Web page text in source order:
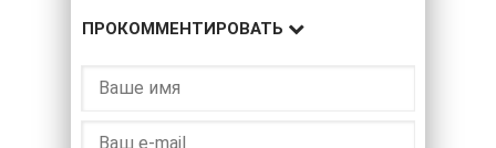
ПРОКОММЕНТИРОВАТЬ